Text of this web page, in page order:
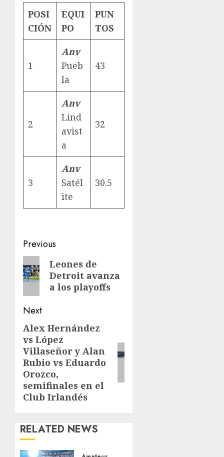
POSI
CIÓN
EQUI
PO
PUN
TOS
1
Anv
Pueb
la
43
2
Anv
Lind
avist
a
32
3
Anv
Satél
ite
30.5
Post
navigation
Previous
Previous
post:
Leones de
Detroit avanza
a los playoffs
Next
Next
post:
Alex Hernández
vs López
Villaseñor y Alan
Rubio vs Eduardo
Orozco,
semifinales en el
Club Irlandés
RELATED NEWS